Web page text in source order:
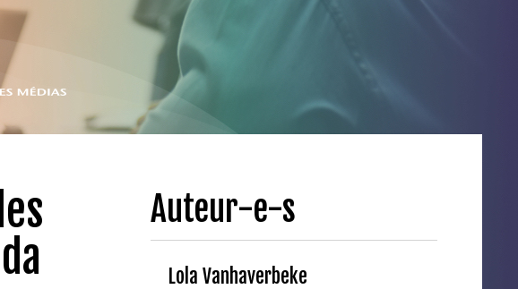
Auteur-e-s
Lola Vanhaverbeke